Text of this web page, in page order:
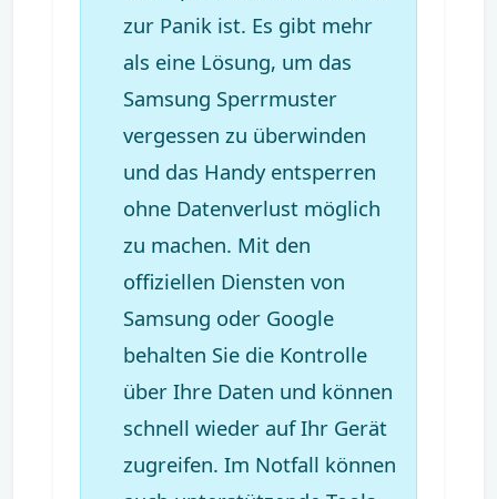
zur Panik ist. Es gibt mehr
als eine Lösung, um das
Samsung Sperrmuster
vergessen zu überwinden
und das Handy entsperren
ohne Datenverlust möglich
zu machen. Mit den
offiziellen Diensten von
Samsung oder Google
behalten Sie die Kontrolle
über Ihre Daten und können
schnell wieder auf Ihr Gerät
zugreifen. Im Notfall können